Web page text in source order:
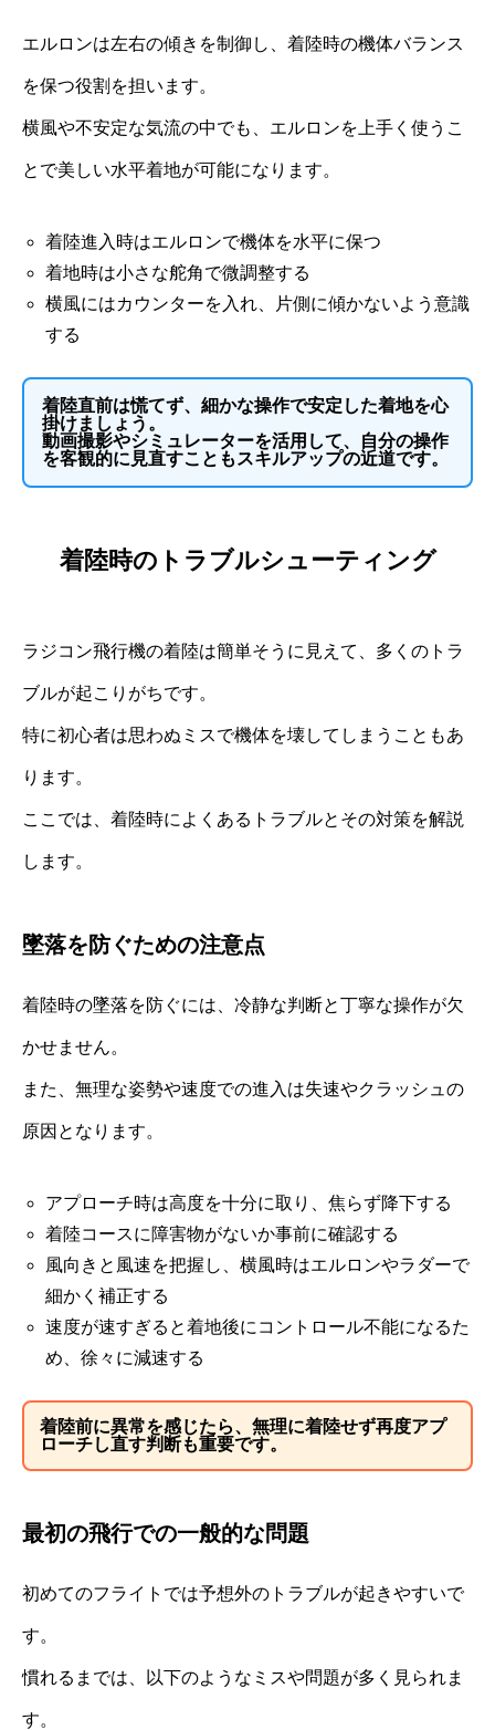
エルロンは左右の傾きを制御し、着陸時の機体バランス
を保つ役割を担います。
横風や不安定な気流の中でも、エルロンを上手く使うこ
とで美しい水平着地が可能になります。
着陸進入時はエルロンで機体を水平に保つ
着地時は小さな舵角で微調整する
横風にはカウンターを入れ、片側に傾かないよう意識
する
着陸直前は慌てず、細かな操作で安定した着地を心
掛けましょう。
動画撮影やシミュレーターを活用して、自分の操作
を客観的に見直すこともスキルアップの近道です。
着陸時のトラブルシューティング
ラジコン飛行機の着陸は簡単そうに見えて、多くのトラ
ブルが起こりがちです。
特に初心者は思わぬミスで機体を壊してしまうこともあ
ります。
ここでは、着陸時によくあるトラブルとその対策を解説
します。
墜落を防ぐための注意点
着陸時の墜落を防ぐには、冷静な判断と丁寧な操作が欠
かせません。
また、無理な姿勢や速度での進入は失速やクラッシュの
原因となります。
アプローチ時は高度を十分に取り、焦らず降下する
着陸コースに障害物がないか事前に確認する
風向きと風速を把握し、横風時はエルロンやラダーで
細かく補正する
速度が速すぎると着地後にコントロール不能になるた
め、徐々に減速する
着陸前に異常を感じたら、無理に着陸せず再度アプ
ローチし直す判断も重要です。
最初の飛行での一般的な問題
初めてのフライトでは予想外のトラブルが起きやすいで
す。
慣れるまでは、以下のようなミスや問題が多く見られま
す。